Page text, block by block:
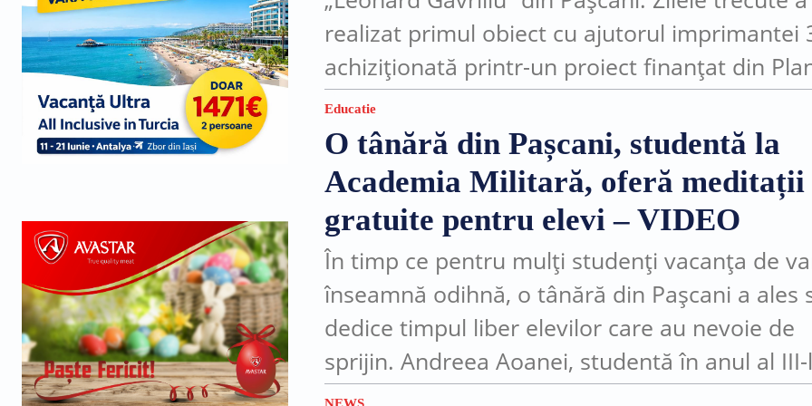
realizat primul obiect cu ajutorul imprimantei
achiziționată printr-un proiect finanțat din
Național de Redresare și Reziliență (PNRR).
Echipamentul face parte din investițiile
cadrul...
Educatie
O tânără din Pașcani, studentă la
Academia Militară, oferă meditații
gratuite pentru elevi – VIDEO
În timp ce pentru mulți studenți vacanța de
înseamnă odihnă, o tânără din Pașcani a ales
dedice timpul liber elevilor care au nevoie de
sprijin. Andreea Aoanei, studentă în anul al III-
la Academia Tehnică Militară...
NEWS